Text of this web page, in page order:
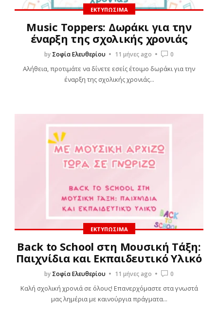
ΕΚΤΥΠΏΣΙΜΑ
Music Toppers: Δωράκι για την
έναρξη της σχολικής χρονιάς
by Σοφία Ελευθερίου 11 μήνες ago 0
Αλήθεια, προτιμάτε να δίνετε εσείς έτοιμο δωράκι για την
έναρξη της σχολικής χρονιάς...
ΕΚΤΥΠΏΣΙΜΑ
Back to School στη Μουσική Τάξη:
Παιχνίδια και Εκπαιδευτικό Υλικό
by Σοφία Ελευθερίου 11 μήνες ago 0
Καλή σχολική χρονιά σε όλους! Επανερχόμαστε στα γνωστά
μας λημέρια με καινούργια πράγματα...